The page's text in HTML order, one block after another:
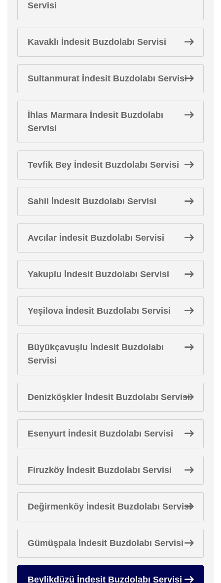
Servisi
Kavaklı İndesit Buzdolabı Servisi
Sultanmurat İndesit Buzdolabı Servisi
İhlas Marmara İndesit Buzdolabı
Servisi
Tevfik Bey İndesit Buzdolabı Servisi
Sahil İndesit Buzdolabı Servisi
Avcılar İndesit Buzdolabı Servisi
Yakuplu İndesit Buzdolabı Servisi
Yeşilova İndesit Buzdolabı Servisi
Büyükçavuşlu İndesit Buzdolabı
Servisi
Denizköşkler İndesit Buzdolabı Servisi
Esenyurt İndesit Buzdolabı Servisi
Firuzköy İndesit Buzdolabı Servisi
Değirmenköy İndesit Buzdolabı Servisi
Gümüşpala İndesit Buzdolabı Servisi
Beylikdüzü İndesit Buzdolabı Servisi